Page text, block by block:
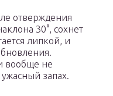
отверждения
30°, сохнет
липкой, и
вообще не
запах.